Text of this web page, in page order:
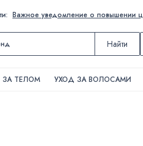
Важное уведомление о повышении
Найти
ЗА ТЕЛОМ УХОД ЗА ВОЛОСАМИ